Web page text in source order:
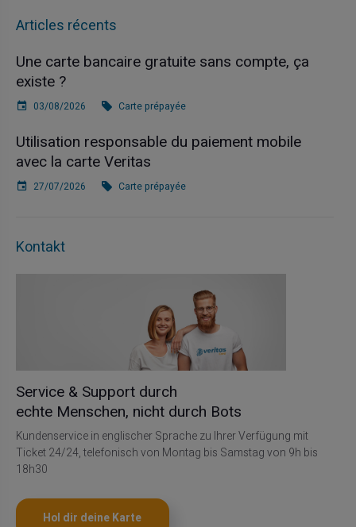
Articles récents
Une carte bancaire gratuite sans compte, ça
existe ?
03/08/2026 Carte prépayée
Utilisation responsable du paiement mobile
avec la carte Veritas
27/07/2026 Carte prépayée
Kontakt
Service & Support durch
echte Menschen, nicht durch Bots
Kundenservice in englischer Sprache zu Ihrer Verfügung mit
Ticket 24/24, telefonisch von Montag bis Samstag von 9h bis
18h30
Hol dir deine Karte